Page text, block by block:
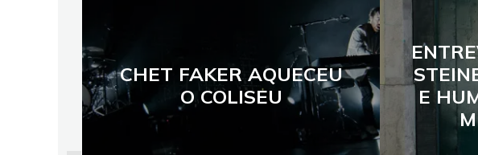
CHET FAKER AQUECEU
O COLISEU
E